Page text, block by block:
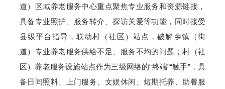
道）区域养老服务中心重点聚焦专业服务和资源链接，
具备专业照护、服务转介、探访关爱等功能，同时接受
县级平台指导，联动村（社区）站点，破解乡镇（街
道）专业养老服务供给不足、服务不均的问题；村（社
区）养老服务设施站点作为三级网络的“终端”“触手”，具
备日间照料、上门服务、文娱休闲、短期托养、助餐服